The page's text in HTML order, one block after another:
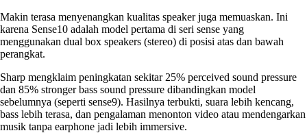
Makin terasa menyenangkan kualitas speaker juga memuaskan. Ini
karena Sense10 adalah model pertama di seri sense yang
menggunakan dual box speakers (stereo) di posisi atas dan bawah
perangkat.
Sharp mengklaim peningkatan sekitar 25% perceived sound pressure
dan 85% stronger bass sound pressure dibandingkan model
sebelumnya (seperti sense9). Hasilnya terbukti, suara lebih kencang,
bass lebih terasa, dan pengalaman menonton video atau mendengarkan
musik tanpa earphone jadi lebih immersive.